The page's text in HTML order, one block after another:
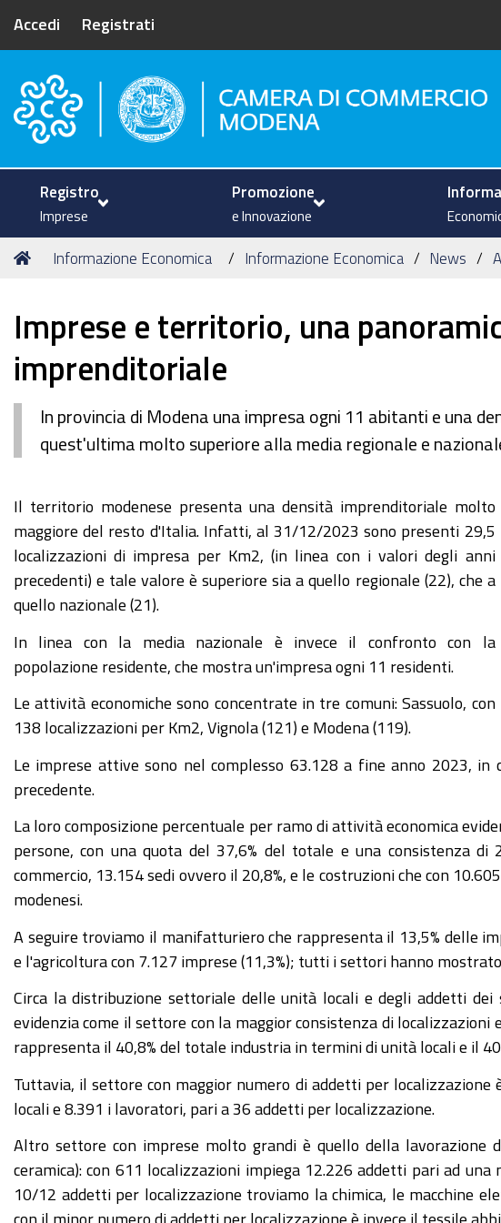
Accedi Registrati
Camera di Commercio di Modena
Registro
Imprese
Promozione
e Innovazione
Tu
Home
Informazione Economica Informazione Economica News
Imprese e territorio, una
imprenditoriale
In provincia di Modena una impresa ogni 11 abitanti e una
quest'ultima molto superiore alla media regionale e
Il territorio modenese presenta una densità imprenditoriale molto
maggiore del resto d'Italia. Infatti, al 31/12/2023 sono presenti 29,5
localizzazioni di impresa per Km2, (in linea con i valori degli anni
precedenti) e tale valore è superiore sia a quello regionale (22), che a
quello nazionale (21).
In linea con la media nazionale è invece il confronto con la
popolazione residente, che mostra un'impresa ogni 11 residenti.
Le attività economiche sono concentrate in tre comuni: Sassuolo, con
138 localizzazioni per Km2, Vignola (121) e Modena (119).
Le imprese attive sono nel complesso 63.128 a fine anno 2023, in
precedente.
La loro composizione percentuale per ramo di attività economica
persone, con una quota del 37,6% del totale e una consistenza di
commercio, 13.154 sedi ovvero il 20,8%, e le costruzioni che con
modenesi.
A seguire troviamo il manifatturiero che rappresenta il 13,5% delle
e l'agricoltura con 7.127 imprese (11,3%); tutti i settori hanno
Circa la distribuzione settoriale delle unità locali e degli addetti
evidenzia come il settore con la maggior consistenza di
rappresenta il 40,8% del totale industria in termini di unità locali e il
Tuttavia, il settore con maggior numero di addetti per
locali e 8.391 i lavoratori, pari a 36 addetti per localizzazione.
Altro settore con imprese molto grandi è quello della
ceramica): con 611 localizzazioni impiega 12.226 addetti pari ad
10/12 addetti per localizzazione troviamo la chimica, le macchine
con il minor numero di addetti per localizzazione è invece il tessile